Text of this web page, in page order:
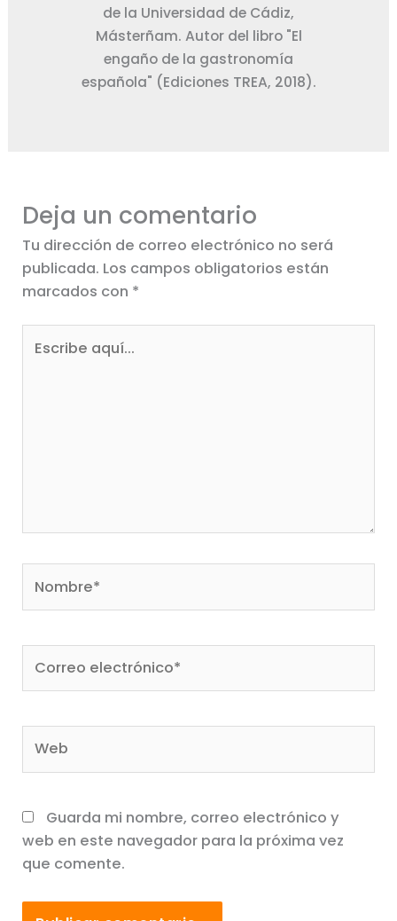
de la Universidad de Cádiz,
Másterñam. Autor del libro "El
engaño de la gastronomía
española" (Ediciones TREA, 2018).
Deja un comentario
Tu dirección de correo electrónico no será
publicada. Los campos obligatorios están
marcados con *
aquí...
electrónico*
Guarda mi nombre, correo electrónico y
web en este navegador para la próxima vez
que comente.